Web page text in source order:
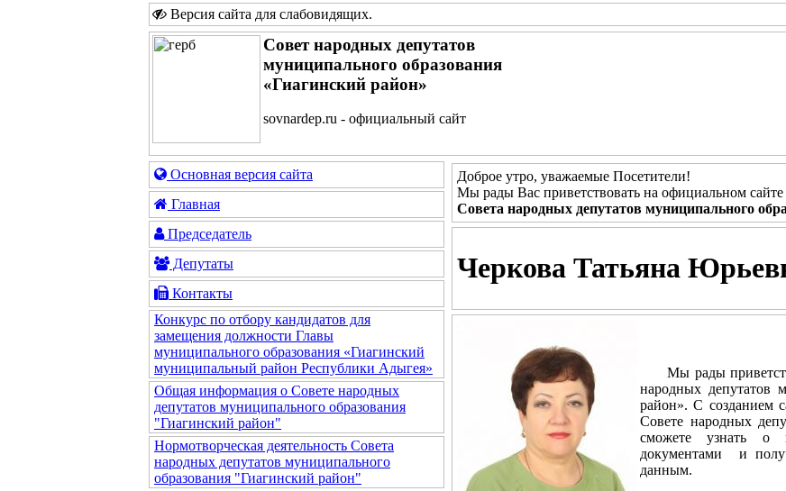
Версия сайта для слабовидящих.
Совет народных депутатов
муниципального образования
«Гиагинский район»
sovnardep.ru - официальный сайт
Основная версия сайта
Главная
Председатель
Депутаты
Контакты
Конкурс по отбору кандидатов для
замещения должности Главы
муниципального образования «Гиагинский
муниципальный район Республики Адыгея»
Общая информация о Совете народных
депутатов муниципального образования
"Гиагинский район"
Нормотворческая деятельность Совета
народных депутатов муниципального
образования "Гиагинский район"
Доброе утро, уважаемые Посетители!
Мы рады Вас приветствовать на официальном сайте
Совета народных депутатов муниципального
Черкова Татьяна
Мы рады
народных депутатов
район». С созданием
Совете народных
сможете узнать о
документами и
данным.